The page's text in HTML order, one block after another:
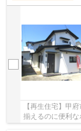
【再生住宅】甲
揃えるのに便利な
す。接道幅10m